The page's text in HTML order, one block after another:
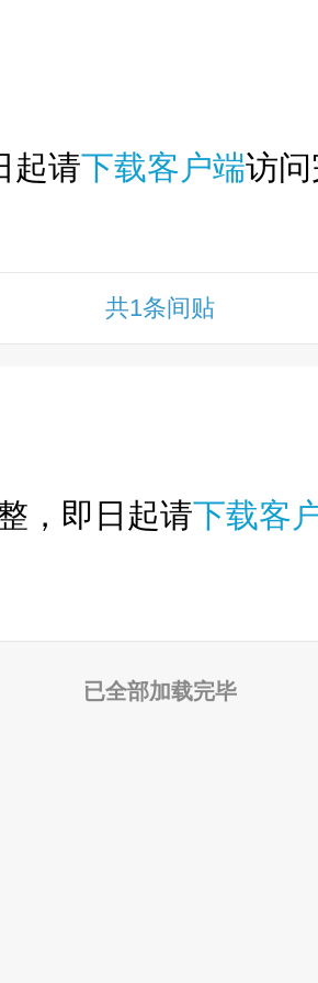
起请下载客户端访
共1条间贴
，即日起请下载客
已全部加载完毕